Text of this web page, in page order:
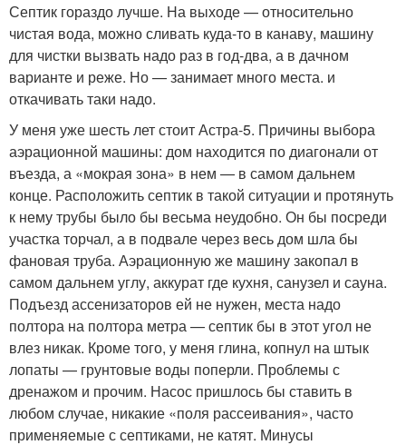
Септик гораздо лучше. На выходе — относительно
чистая вода, можно сливать куда-то в канаву, машину
для чистки вызвать надо раз в год-два, а в дачном
варианте и реже. Но — занимает много места. и
откачивать таки надо.
У меня уже шесть лет стоит Астра-5. Причины выбора
аэрационной машины: дом находится по диагонали от
въезда, а «мокрая зона» в нем — в самом дальнем
конце. Расположить септик в такой ситуации и протянуть
к нему трубы было бы весьма неудобно. Он бы посреди
участка торчал, а в подвале через весь дом шла бы
фановая труба. Аэрационную же машину закопал в
самом дальнем углу, аккурат где кухня, санузел и сауна.
Подъезд ассенизаторов ей не нужен, места надо
полтора на полтора метра — септик бы в этот угол не
влез никак. Кроме того, у меня глина, копнул на штык
лопаты — грунтовые воды поперли. Проблемы с
дренажом и прочим. Насос пришлось бы ставить в
любом случае, никакие «поля рассеивания», часто
применяемые с септиками, не катят. Минусы